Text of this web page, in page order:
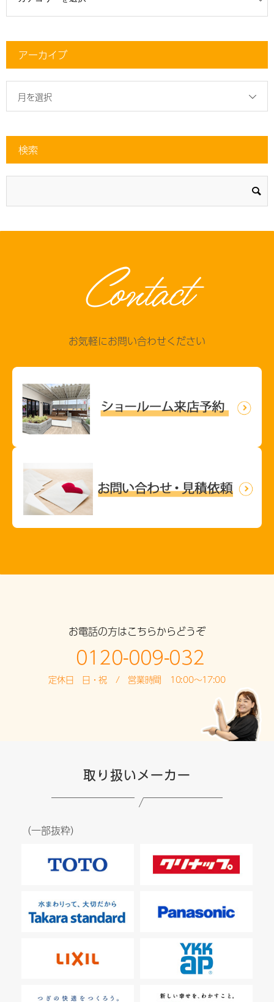
アーカイブ
月を選択
検索
Contact
お気軽にお問い合わせください
お電話の方はこちらからどうぞ
0120-009-032
定休日 日・祝 / 営業時間 10:00～17:00
取り扱いメーカー
（一部抜粋）